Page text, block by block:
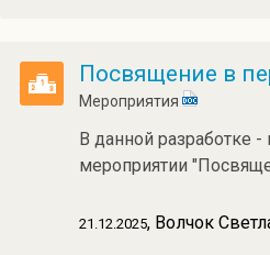
Посвящение в
Мероприятия
В данной разработке
мероприятии
21.12.2025, Волчок